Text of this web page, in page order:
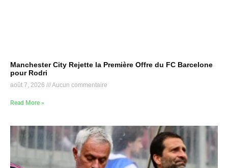
Manchester City Rejette la Première Offre du FC Barcelone
pour Rodri
août 7, 2026 Aucun commentaire
Read More »